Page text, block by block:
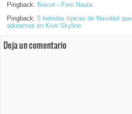
Pingback: Boicot - Foro Nauta
Pingback:5 bebidas típicas de Navidad que
adoramos en Kivir Skyline
Deja un comentario